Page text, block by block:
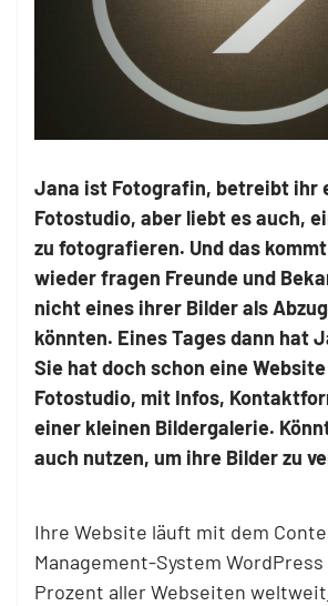
Jana ist Fotografin, betreibt ihr
Fotostudio, aber liebt es auch,
zu fotografieren. Und das
wieder fragen Freunde und
nicht eines ihrer Bilder als
könnten. Eines Tages dann hat
Sie hat doch schon eine
Fotostudio, mit Infos,
einer kleinen Bildergalerie.
auch nutzen, um ihre Bilder zu
Ihre Website läuft mit dem
Management-System
Prozent aller Webseiten weltweit